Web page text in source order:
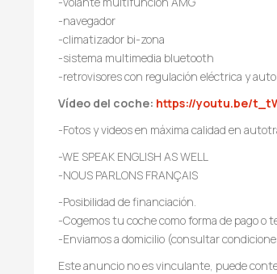
-navegador
-climatizador bi-zona
-sistema multimedia bluetooth
-retrovisores con regulación eléctrica y
Vídeo del coche: https://youtu.be/
-Fotos y videos en máxima calidad en
-WE SPEAK ENGLISH AS WELL
-NOUS PARLONS FRANÇAIS
-Posibilidad de financiación.
-Cogemos tu coche como forma de pago o
-Enviamos a domicilio (consultar
Este anuncio no es vinculante, puede